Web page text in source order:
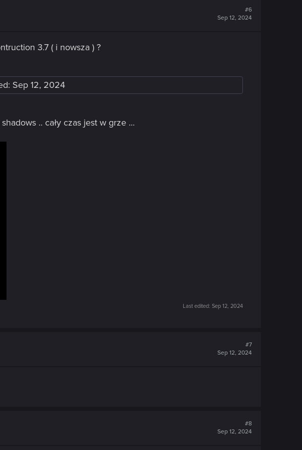
#6
Sep 12, 2024
3.7 ( i nowsza ) ?
Sep 12, 2024
.. cały czas jest w grze ...
Last edited: Sep 12, 2024
#7
Sep 12, 2024
#8
Sep 12, 2024